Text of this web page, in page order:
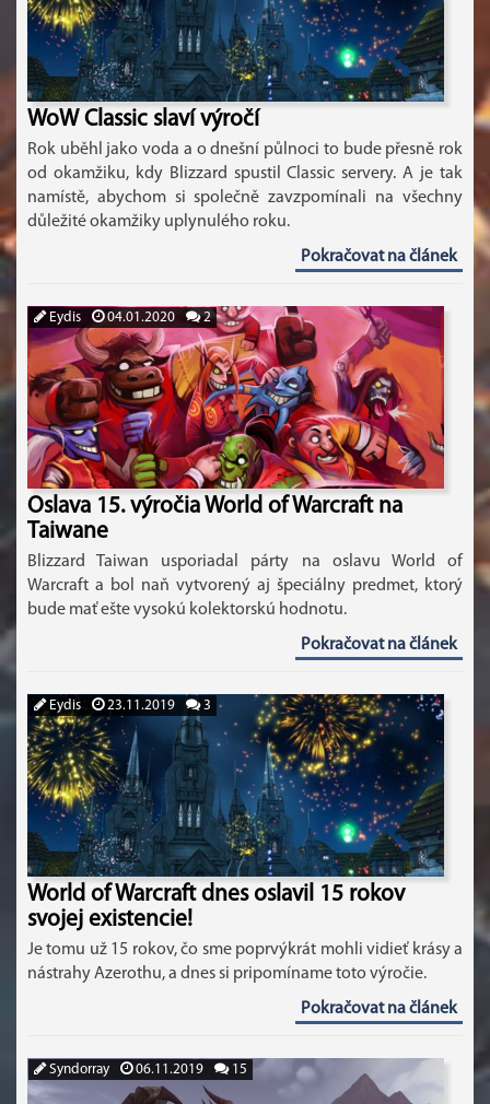
WoW Classic slaví výročí
Rok uběhl jako voda a o dnešní půlnoci to bude přesně rok
od okamžiku, kdy Blizzard spustil Classic servery. A je tak
namístě, abychom si společně zavzpomínali na všechny
důležité okamžiky uplynulého roku.
Pokračovat na článek
Eydis 04.01.2020 2
Oslava 15. výročia World of Warcraft na
Taiwane
Blizzard Taiwan usporiadal párty na oslavu World of
Warcraft a bol naň vytvorený aj špeciálny predmet, ktorý
bude mať ešte vysokú kolektorskú hodnotu.
Pokračovat na článek
Eydis 23.11.2019 3
World of Warcraft dnes oslavil 15 rokov
svojej existencie!
Je tomu už 15 rokov, čo sme poprvýkrát mohli vidieť krásy a
nástrahy Azerothu, a dnes si pripomíname toto výročie.
Pokračovat na článek
Syndorray 06.11.2019 15